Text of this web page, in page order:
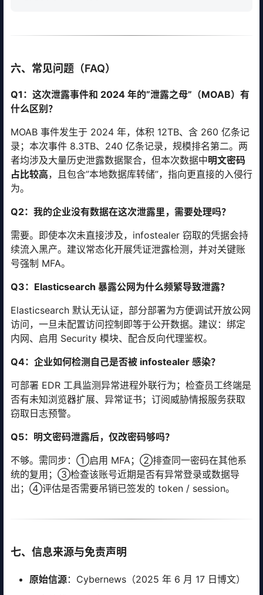
六、常见问题（FAQ）
Q1：这次泄露事件和 2024 年的”泄露之母”（MOAB）有
什么区别？
MOAB 事件发生于 2024 年，体积 12TB、含 260 亿条记
录；本次事件 8.3TB、240 亿条记录，规模排名第二。两
者均涉及大量历史泄露数据聚合，但本次数据中明文密码
占比较高，且包含”本地数据库转储”，指向更直接的入侵行
为。
Q2：我的企业没有数据在这次泄露里，需要处理吗？
需要。即使本次未直接涉及，infostealer 窃取的凭据会持
续流入黑产。建议常态化开展凭证泄露检测，并对关键账
号强制 MFA。
Q3：Elasticsearch 暴露公网为什么频繁导致泄露？
Elasticsearch 默认无认证，部分部署为方便调试开放公网
访问，一旦未配置访问控制即等于公开数据。建议：绑定
内网、启用 Security 模块、配合反向代理鉴权。
Q4：企业如何检测自己是否被 infostealer 感染？
可部署 EDR 工具监测异常进程外联行为；检查员工终端是
否有未知浏览器扩展、异常证书；订阅威胁情报服务获取
窃取日志预警。
Q5：明文密码泄露后，仅改密码够吗？
不够。需同步：①启用 MFA；②排查同一密码在其他系
统的复用；③检查该账号近期是否有异常登录或数据导
出；④评估是否需要吊销已签发的 token / session。
七、信息来源与免责声明
原始信源：Cybernews（2025 年 6 月 17 日博文）